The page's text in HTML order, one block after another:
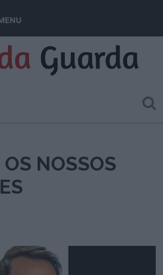
OS NOSSOS